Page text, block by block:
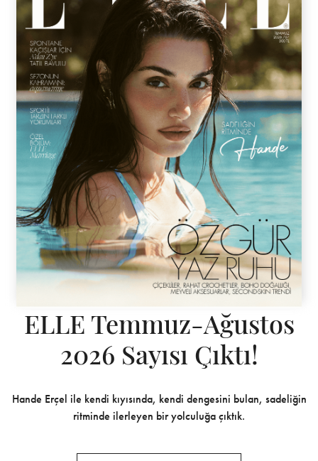
ELLE Temmuz-Ağustos
2026 Sayısı Çıktı!
Hande Erçel ile kendi kıyısında, kendi dengesini bulan, sadeliğin
ritminde ilerleyen bir yolculuğa çıktık.